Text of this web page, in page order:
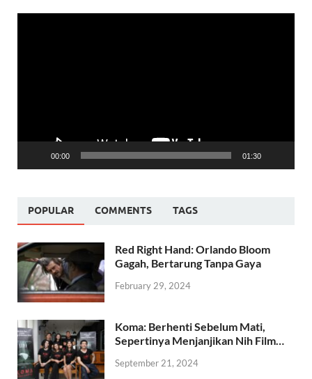
00:00 01:30
POPULAR COMMENTS TAGS
Red Right Hand: Orlando Bloom
Gagah, Bertarung Tanpa Gaya
February 29, 2024
Koma: Berhenti Sebelum Mati,
Sepertinya Menjanjikan Nih Film…
September 21, 2024